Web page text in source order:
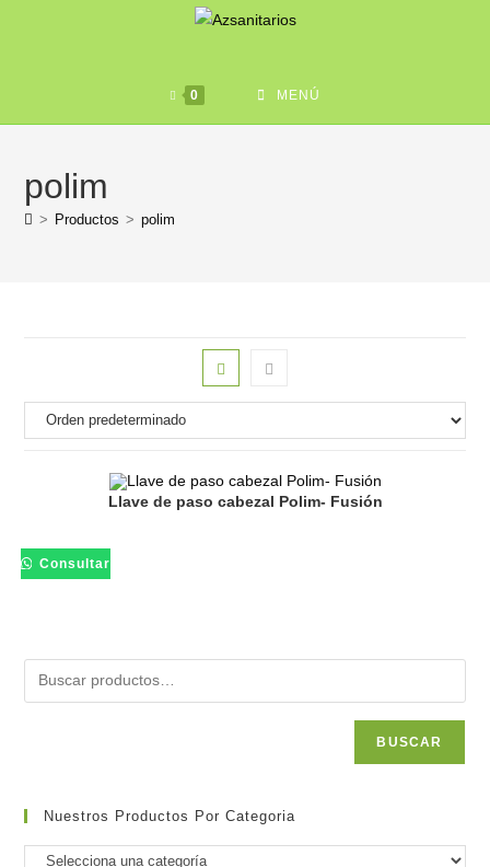
0 MENÚ
polim
> Productos > polim
Llave de paso cabezal Polim- Fusión
Consultar
BUSCAR
Nuestros Productos Por Categoria